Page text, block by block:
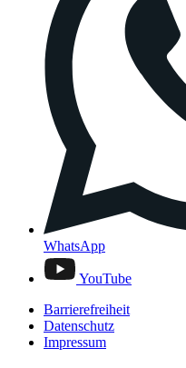
WhatsApp
YouTube
Barrierefreiheit
Datenschutz
Impressum